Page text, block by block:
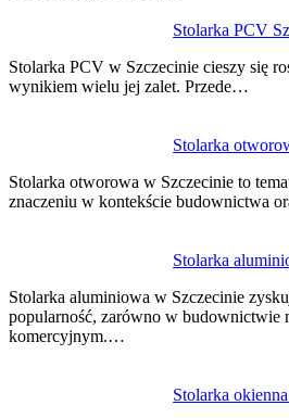
Stolarka PCV
Stolarka PCV w Szczecinie cieszy się
wynikiem wielu jej zalet. Przede…
Stolarka
Stolarka otworowa w Szczecinie to
znaczeniu w kontekście budownictwa
Stolarka
Stolarka aluminiowa w Szczecinie
popularność, zarówno w budownictwie
komercyjnym.…
Stolarka
wpisu